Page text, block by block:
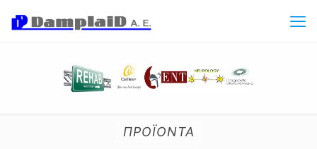
ΠΡΟΪΟΝΤΑ